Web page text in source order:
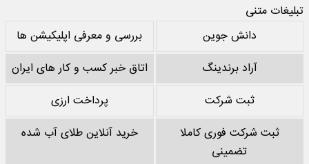
تبلیغات متنی
دانش جوین
بررسی و معرفی اپلیکیشن ها
آراد برندینگ
اتاق خبر کسب و کار های ایران
ثبت شرکت
پرداخت ارزی
ثبت شرکت فوری کاملا
تضمینی
خرید آنلاین طلای آب شده